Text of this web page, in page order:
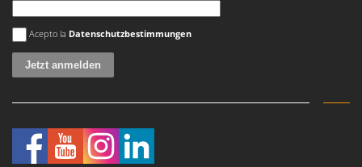
Es ist ein Fehler aufgetreten
Acepto la Datenschutzbestimmungen